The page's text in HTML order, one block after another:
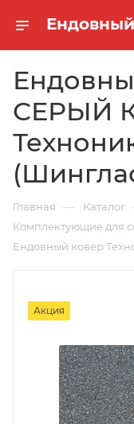
СЕРЫЙ
Главная — Каталог
Комплектующие для
Ендовный ковер
Акция